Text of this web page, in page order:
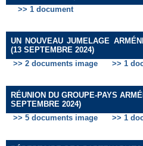
>> 1 document
UN NOUVEAU JUMELAGE
(13 SEPTEMBRE 2024)
>> 2 documents image
>> 1
RÉUNION DU GROUPE-PAYS
SEPTEMBRE 2024)
>> 5 documents image
>> 1